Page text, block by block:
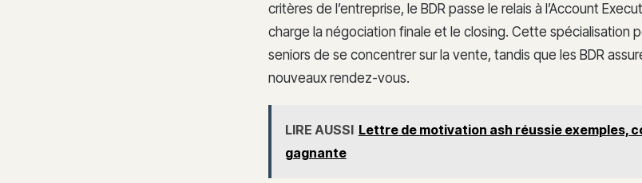
critères de l’entreprise, le BDR passe le relais à l’Account
charge la négociation finale et le closing. Cette spécialisation
seniors de se concentrer sur la vente, tandis que les BDR
nouveaux rendez-vous.
LIRE AUSSI Lettre de motivation ash réussie exemples,
gagnante